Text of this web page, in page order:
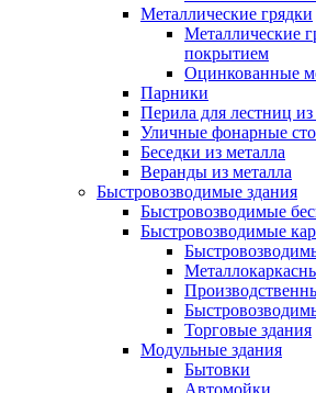
Металлические грядки
Металлические
покрытием
Оцинкованные
Парники
Перила для лестниц из
Уличные фонарные
Беседки из металла
Веранды из металла
Быстровозводимые здания
Быстровозводимые
Быстровозводимые
Торговые здания
Модульные здания
Бытовки
Автомойки